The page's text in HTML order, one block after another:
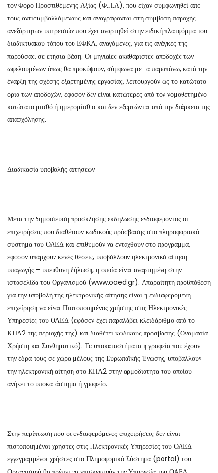
τον Φόρο Προστιθέμενης Αξίας (Φ.Π.Α), που είχαν συμφωνηθεί από
τους αντισυμβαλλόμενους και αναγράφονται στη σύμβαση παροχής
ανεξάρτητων υπηρεσιών που έχει αναρτηθεί στην ειδική πλατφόρμα του
διαδικτυακού τόπου του ΕΦΚΑ, αναγόμενες, για τις ανάγκες της
παρούσας, σε ετήσια βάση. Οι μηνιαίες ακαθάριστες αποδοχές των
ωφελουμένων όπως θα προκύψουν, σύμφωνα με τα παραπάνω, κατά την
έναρξη της σχέσης εξαρτημένης εργασίας, λειτουργούν ως το κατώτατο
όριο των αποδοχών, εφόσον δεν είναι κατώτερες από τον νομοθετημένο
κατώτατο μισθό ή ημερομίσθιο και δεν εξαρτώνται από την διάρκεια της
απασχόλησης.
Διαδικασία υποβολής αιτήσεων
Μετά την δημοσίευση πρόσκλησης εκδήλωσης ενδιαφέροντος οι
επιχειρήσεις που διαθέτουν κωδικούς πρόσβασης στο πληροφοριακό
σύστημα του ΟΑΕΔ και επιθυμούν να ενταχθούν στο πρόγραμμα,
εφόσον υπάρχουν κενές θέσεις, υποβάλλουν ηλεκτρονικά αίτηση
υπαγωγής – υπεύθυνη δήλωση, η οποία είναι αναρτημένη στην
ιστοσελίδα του Οργανισμού (www.oaed.gr). Απαραίτητη προϋπόθεση
για την υποβολή της ηλεκτρονικής αίτησης είναι η ενδιαφερόμενη
επιχείρηση να είναι Πιστοποιημένος χρήστης στις Ηλεκτρονικές
Υπηρεσίες του ΟΑΕΔ (εφόσον έχει παραλάβει κλειδάριθμο από το
ΚΠΑ2 της περιοχής της) και διαθέτει κωδικούς πρόσβασης (Ονομασία
Χρήστη και Συνθηματικό). Τα υποκαταστήματα ή γραφεία που έχουν
την έδρα τους σε χώρα μέλους της Ευρωπαϊκής Ένωσης, υποβάλλουν
την ηλεκτρονική αίτηση στο ΚΠΑ2 στην αρμοδιότητα του οποίου
ανήκει το υποκατάστημα ή γραφείο.
Στην περίπτωση που οι ενδιαφερόμενες επιχειρήσεις δεν είναι
πιστοποιημένοι χρήστες στις Ηλεκτρονικές Υπηρεσίες του ΟΑΕΔ
εγγεγραμμένοι χρήστες στο Πληροφορικό Σύστημα (portal) του